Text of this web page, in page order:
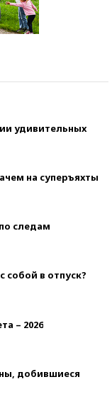
удивительных
на суперъяхты
следам
собой в отпуск?
– 2026
добившиеся